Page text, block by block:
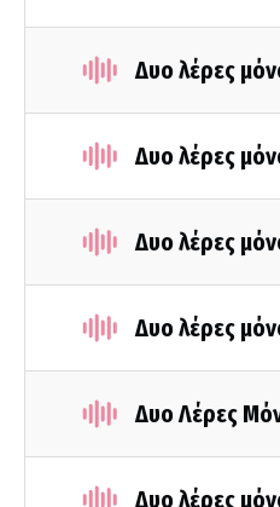
Δυο λέρες
Δυο λέρες
Δυο λέρες
Δυο λέρες
Δυο Λέρες
Δυο λέρες